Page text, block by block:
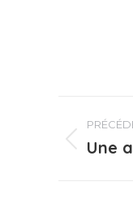
Article
Une